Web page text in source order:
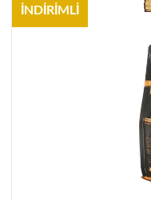
İNDİRİMLİ